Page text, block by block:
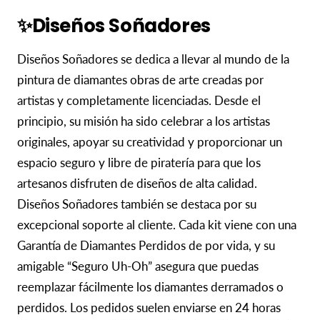
✨Diseños Soñadores
Diseños Soñadores se dedica a llevar al mundo de la
pintura de diamantes obras de arte creadas por
artistas y completamente licenciadas. Desde el
principio, su misión ha sido celebrar a los artistas
originales, apoyar su creatividad y proporcionar un
espacio seguro y libre de piratería para que los
artesanos disfruten de diseños de alta calidad.
Diseños Soñadores también se destaca por su
excepcional soporte al cliente. Cada kit viene con una
Garantía de Diamantes Perdidos de por vida, y su
amigable “Seguro Uh-Oh” asegura que puedas
reemplazar fácilmente los diamantes derramados o
perdidos. Los pedidos suelen enviarse en 24 horas